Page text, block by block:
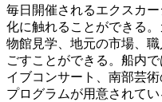
毎日開催されるエクスカ
化に触れることができる
物館見学、地元の市場、
ごすことができる。船内
イブコンサート、南部芸
プログラムが用意されて